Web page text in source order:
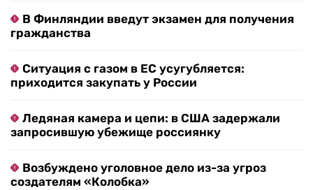
В Финляндии введут экзамен для получения
гражданства
Ситуация с газом в ЕС усугубляется:
приходится закупать у России
Ледяная камера и цепи: в США задержали
запросившую убежище россиянку
Возбуждено уголовное дело из-за угроз
создателям «Колобка»